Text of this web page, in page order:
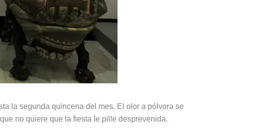
la segunda quincena del mes. El olor a pólvora se
no quiere que la fiesta le pille desprevenida.